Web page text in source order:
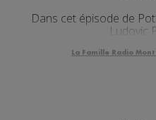
Dans cet épisode de
Ludovic
La Famille Radio